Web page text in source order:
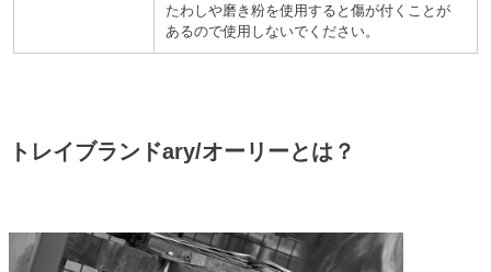
たわしや磨き粉を使用すると傷が付くことが
あるので使用しないでください。
トレイブランドary/オーリーとは？